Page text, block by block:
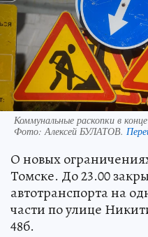
Коммунальные раскопки в
Фото:Алексей БУЛАТОВ.
О новых
Томске. До 23.00
автотранспорта на
части по улице
48б.